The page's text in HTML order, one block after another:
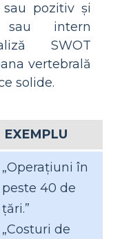
pozitiv și
intern
SWOT
vertebrală
solide.
EXEMPLU
„Operațiuni în
peste 40 de
țări.”
„Costuri de